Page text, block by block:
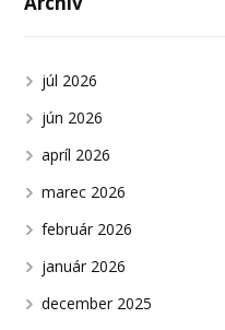
júl 2026
jún 2026
apríl 2026
marec 2026
február 2026
január 2026
december 2025